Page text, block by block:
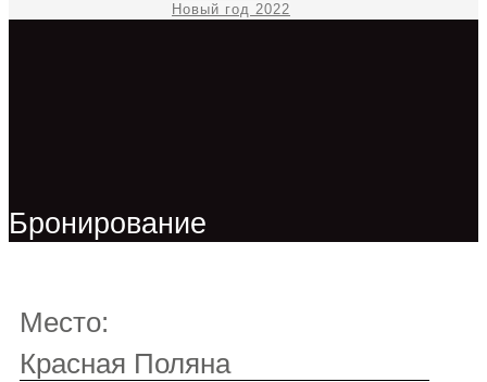
Новый год 2022
Бронирование
Место:
Красная Поляна